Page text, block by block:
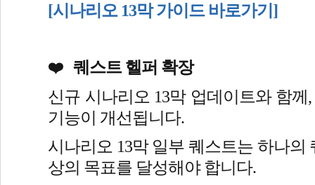
[시나리오 13막 가이드 바로가기]
❤️ 퀘스트 헬퍼 확장
신규 시나리오 13막 업데이트와 함
기능이 개선됩니다.
시나리오 13막 일부 퀘스트는 하나
상의 목표를 달성해야 합니다.